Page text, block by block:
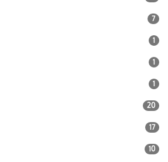
7
1
1
1
20
17
10